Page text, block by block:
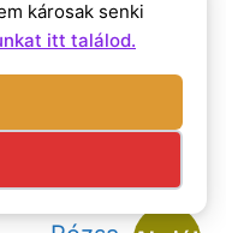
károsak senki
itt találod.
2.490Ft